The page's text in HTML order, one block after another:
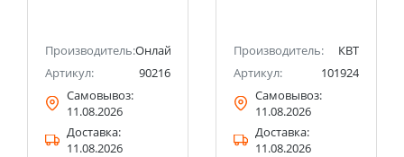
Производитель:Онлайт
Артикул:
90216
Самовывоз:
11.08.2026
Доставка:
11.08.2026
Производитель:
КВТ
Артикул:
101924
Самовывоз:
11.08.2026
Доставка:
11.08.2026